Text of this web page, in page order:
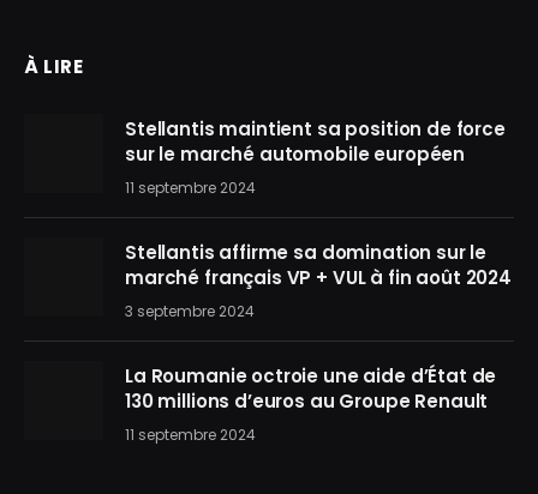
À LIRE
Stellantis maintient sa position de force
sur le marché automobile européen
11 septembre 2024
Stellantis affirme sa domination sur le
marché français VP + VUL à fin août 2024
3 septembre 2024
La Roumanie octroie une aide d’État de
130 millions d’euros au Groupe Renault
11 septembre 2024